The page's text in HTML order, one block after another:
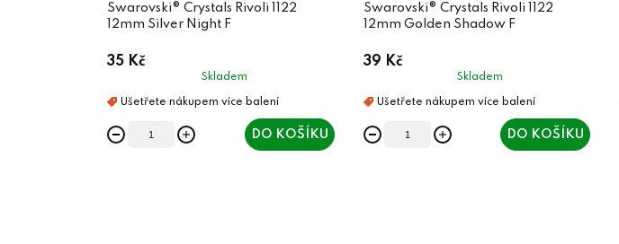
Swarovski® Crystals Rivoli 1122
12mm Silver Night F
35 Kč
Skladem
DO KOŠÍKU
Swarovski® Crystals Rivoli 1122
12mm Golden Shadow F
39 Kč
Skladem
DO KOŠÍKU